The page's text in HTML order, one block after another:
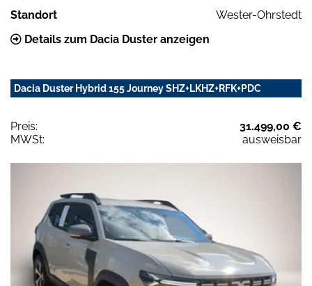
Standort
Wester-Ohrstedt
Details zum Dacia Duster anzeigen
Dacia Duster Hybrid 155 Journey SHZ+LKHZ+RFK+PDC
Preis:
31.499,00 €
MWSt:
ausweisbar